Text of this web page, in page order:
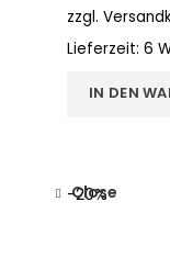
zzgl.
Lieferzeit: 6
IN DEN
-20%
Close